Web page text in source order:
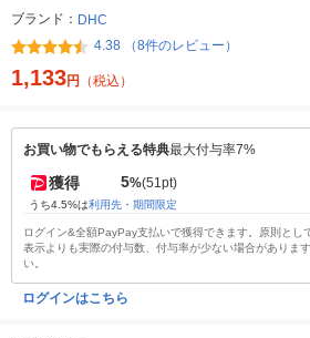
ブランド： DHC
4.38 （8件のレビュー）
1,133円 （税込）
お買い物でもらえる特典最大付与率7%
獲得 5%(51pt)
うち4.5%は利用先・期間限定
ログイン&全額PayPay支払いで獲得できます。原則とし
表示よりも実際の付与数、付与率が少ない場合がありま
い。
ログインはこちら